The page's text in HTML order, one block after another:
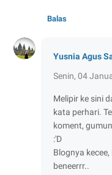
Balas
Yusnia Agus
Senin, 04
Melipir ke sini
kata perhari.
koment,
:'D
Blognya
beneerrr..